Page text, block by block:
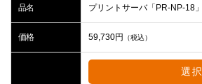
品名 プリントサーバ「PR-NP-18」
価格 59,730円 （税込）
選択